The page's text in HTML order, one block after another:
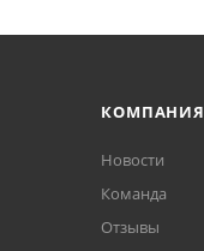
КОМПАНИЯ
Новости
Команда
Отзывы